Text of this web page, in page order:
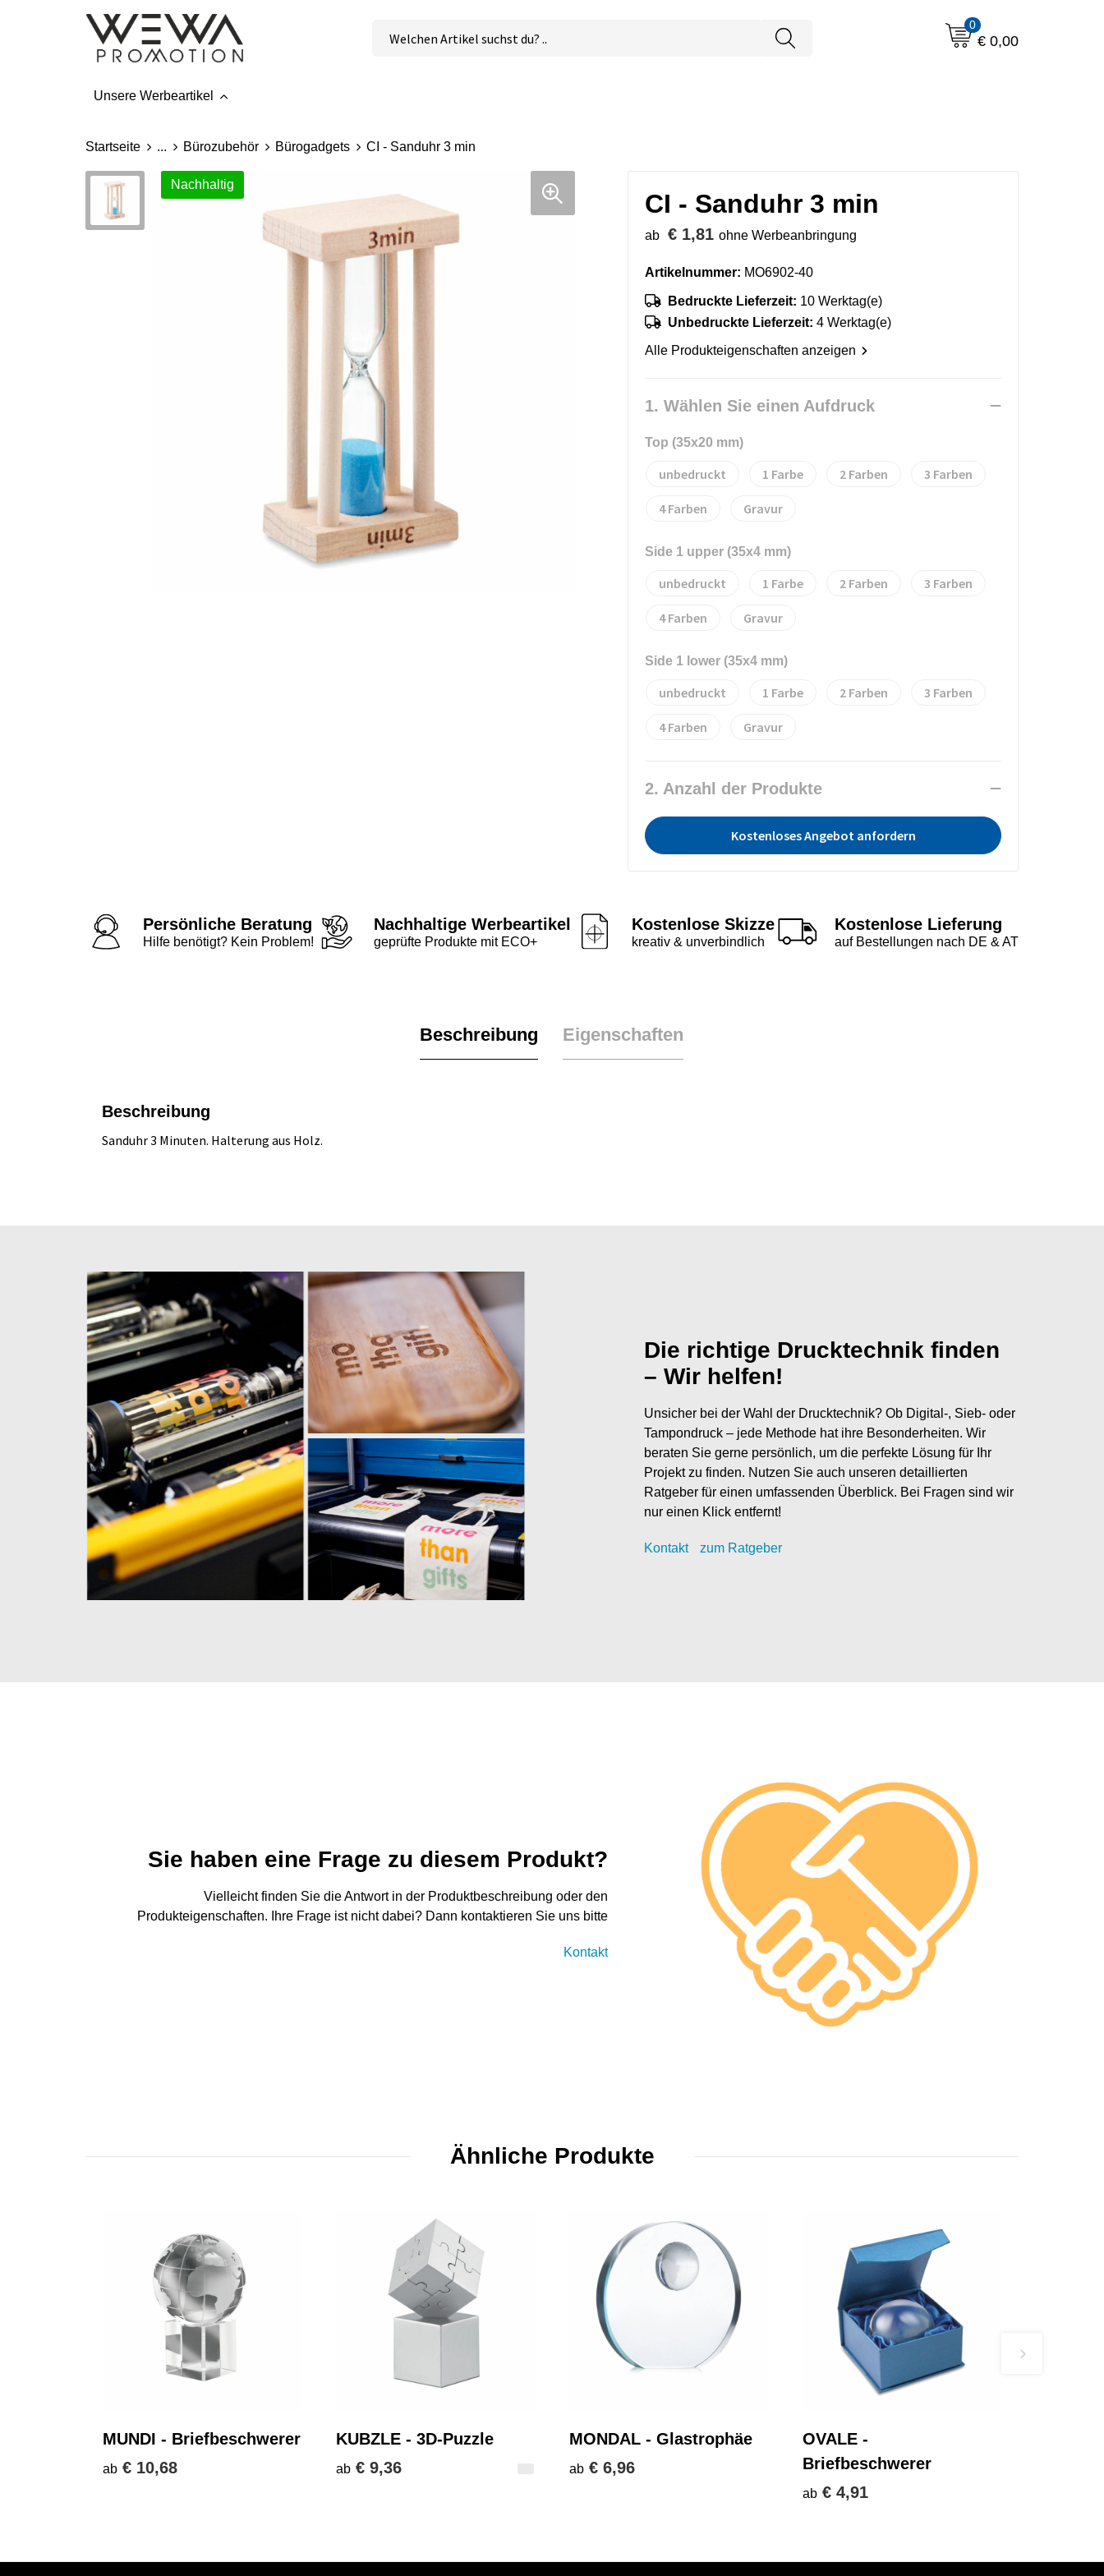
0
€ 0,00
Unsere Werbeartikel
Startseite ... Bürozubehör Bürogadgets CI - Sanduhr 3 min
Nachhaltig
CI - Sanduhr 3 min
ab € 1,81 ohne Werbeanbringung
Artikelnummer: MO6902-40
Bedruckte Lieferzeit: 10 Werktag(e)
Unbedruckte Lieferzeit: 4 Werktag(e)
Alle Produkteigenschaften anzeigen
1. Wählen Sie einen Aufdruck
Top (35x20 mm)
unbedruckt 1 2 3
4 Gravur
Side 1 upper (35x4 mm)
unbedruckt 1 2 3
4 Gravur
Side 1 lower (35x4 mm)
unbedruckt 1 2 3
4 Gravur
2. Anzahl der Produkte
Kostenloses Angebot anfordern
Persönliche Beratung
Hilfe benötigt? Kein Problem!
Nachhaltige Werbeartikel
geprüfte Produkte mit ECO+
Kostenlose Skizze
kreativ & unverbindlich
Kostenlose Lieferung
auf Bestellungen nach DE & AT
Beschreibung Eigenschaften
Beschreibung
Sanduhr 3 Minuten. Halterung aus Holz.
Die richtige Drucktechnik finden
– Wir helfen!
Unsicher bei der Wahl der Drucktechnik? Ob Digital-, Sieb- oder
Tampondruck – jede Methode hat ihre Besonderheiten. Wir
beraten Sie gerne persönlich, um die perfekte Lösung für Ihr
Projekt zu finden. Nutzen Sie auch unseren detaillierten
Ratgeber für einen umfassenden Überblick. Bei Fragen sind wir
nur einen Klick entfernt!
Kontakt zum Ratgeber
Sie haben eine Frage zu diesem Produkt?
Vielleicht finden Sie die Antwort in der Produktbeschreibung oder den
Produkteigenschaften. Ihre Frage ist nicht dabei? Dann kontaktieren Sie uns bitte
Kontakt
Ähnliche Produkte
MUNDI - Briefbeschwerer
ab € 10,68
KUBZLE - 3D-Puzzle
ab € 9,36
MONDAL - Glastrophäe
ab € 6,96
OVALE -
Briefbeschwerer
ab € 4,91